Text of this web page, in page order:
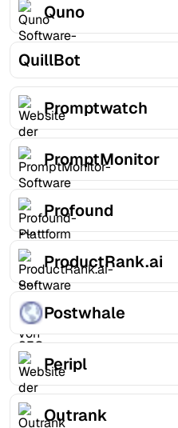
Quno
QuillBot
Promptwatch
PromptMonitor
Profound
ProductRank.ai
Postwhale
Peripl
Outrank